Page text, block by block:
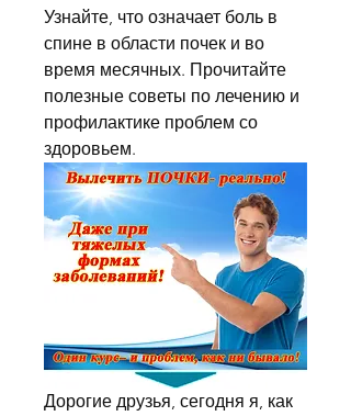
Узнайте, что означает боль в
спине в области почек и во
время месячных. Прочитайте
полезные советы по лечению и
профилактике проблем со
здоровьем.
Дорогие друзья, сегодня я, как